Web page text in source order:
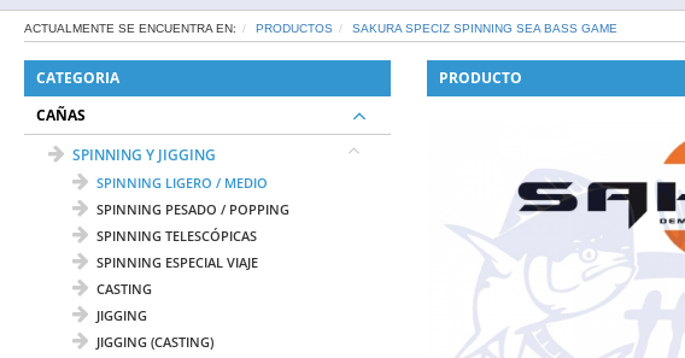
ACTUALMENTE SE ENCUENTRA EN: PRODUCTOS SAKURA SPECIZ SPINNING SEA BASS GAME
CATEGORIA
CAÑAS
SPINNING Y JIGGING
SPINNING LIGERO / MEDIO
SPINNING PESADO / POPPING
SPINNING TELESCÓPICAS
SPINNING ESPECIAL VIAJE
CASTING
JIGGING
JIGGING (CASTING)
PRODUCTO